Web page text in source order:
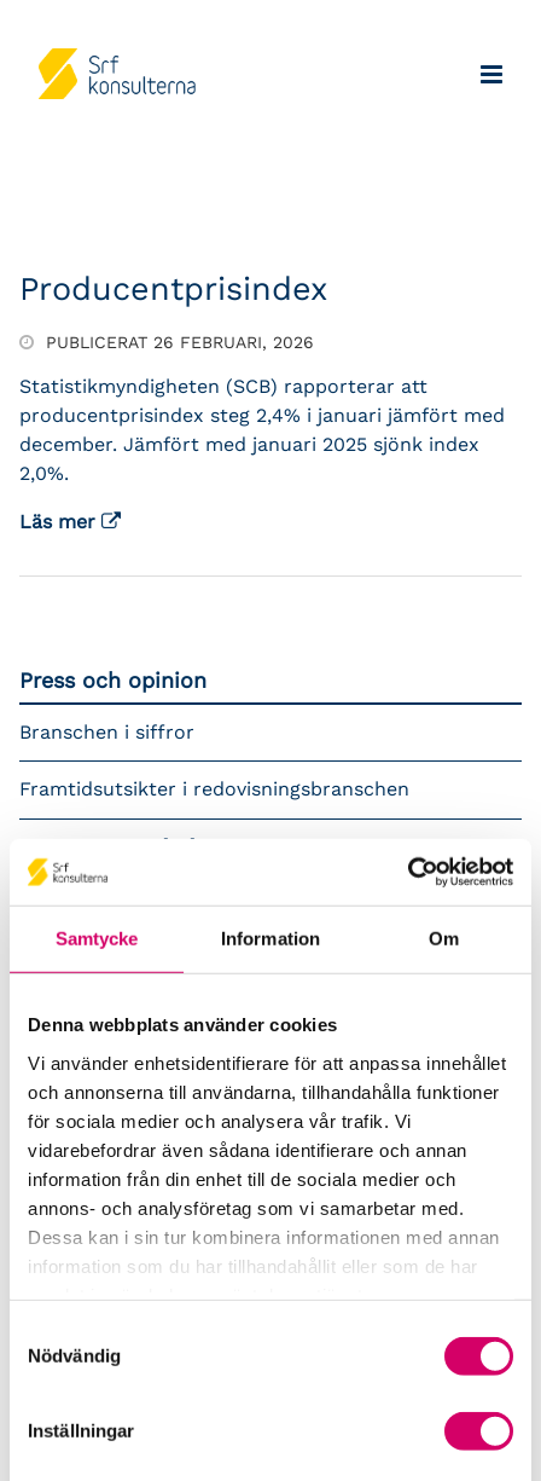
Samtycke Information Om
Denna webbplats använder cookies
Vi använder enhetsidentifierare för att anpassa innehållet
och annonserna till användarna, tillhandahålla funktioner
för sociala medier och analysera vår trafik. Vi
vidarebefordrar även sådana identifierare och annan
information från din enhet till de sociala medier och
annons- och analysföretag som vi samarbetar med.
Dessa kan i sin tur kombinera informationen med annan
information som du har tillhandahållit eller som de har
Nödvändig
Inställningar
Producentprisindex
PUBLICERAT 26 FEBRUARI, 2026
Statistikmyndigheten (SCB) rapporterar att
producentprisindex steg 2,4% i januari jämfört med
december. Jämfört med januari 2025 sjönk index
2,0%.
Läs mer
Press och opinion
Branschen i siffror
Framtidsutsikter i redovisningsbranschen
Prenumerera på våra nyhetsbrev
Pressrum
Remisser
Samverkan med myndigheter och organisationer
Srf Fokusrapport 2024 – insikter för hållbart
företagande
Våra nyhetskanaler
Tidningen Konsulten
Öppet brev till Myndigheten för yrkeshögskolan